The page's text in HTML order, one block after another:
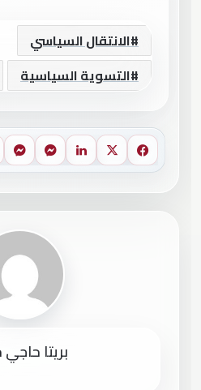
الانتقال السياسي
التسوية السياسية
فيسبوكX لينكدإنماسنجر
بريتا